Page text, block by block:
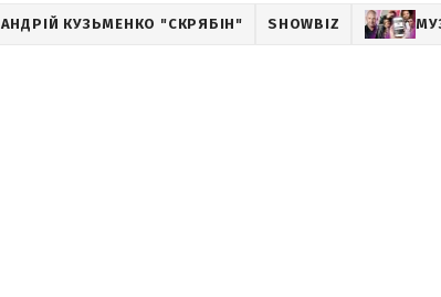
АНДРІЙ КУЗЬМЕНКО "СКРЯБІН" SHOWBIZ